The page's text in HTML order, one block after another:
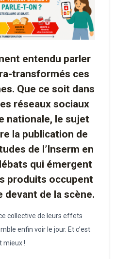
entendu parler
transformés ces
Que ce soit dans
réseaux sociaux
nationale, le sujet
la publication de
de l’Inserm en
qui émergent
produits occupent
devant de la scène.
collective de leurs effets
enfin voir le jour. Et c’est
mieux !